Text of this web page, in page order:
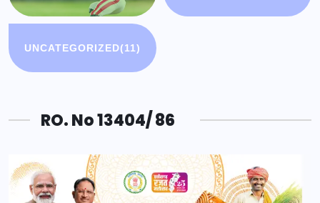
UNCATEGORIZED(11)
RO. No 13404/ 86